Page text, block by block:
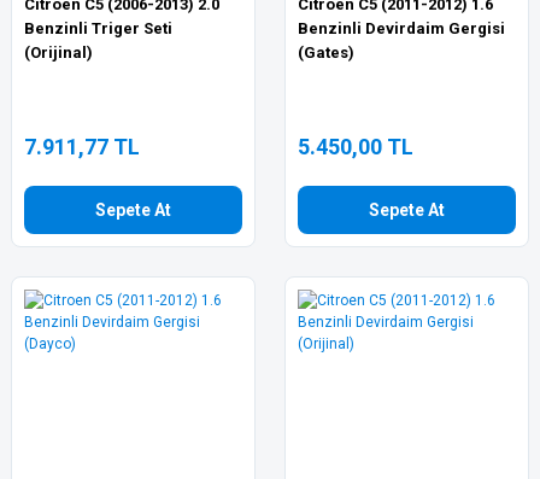
Citroen C5 (2006-2013) 2.0
Benzinli Triger Seti
(Orijinal)
7.911,77 TL
Sepete At
Citroen C5 (2011-2012) 1.6
Benzinli Devirdaim Gergisi
(Gates)
5.450,00 TL
Sepete At